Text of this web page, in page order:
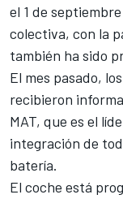
el 1 de septiembre
colectiva, con la
también ha sido
El mes pasado,
recibieron
MAT, que es el
integración de
batería.
El coche está